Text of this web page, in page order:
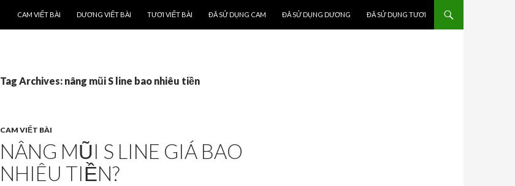
CAM VIẾT BÀI
DƯƠNG VIẾT BÀI TƯƠI VIẾT BÀI ĐÃ SỬ DỤNG CAM ĐÃ SỬ DỤNG DƯƠNG ĐÃ SỬ DỤNG TƯƠI
Tag Archives: nâng mũi S line bao nhiêu tiền
CAM VIẾT BÀI
NÂNG MŨI S LINE GIÁ BAO
NHIÊU TIỀN?